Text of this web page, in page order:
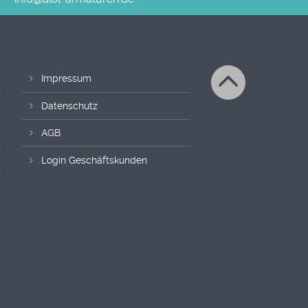
Impressum
Datenschutz
AGB
Login Geschäftskunden